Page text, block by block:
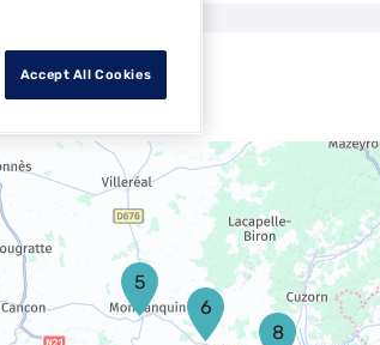
8
6
5
Accept All Cookies